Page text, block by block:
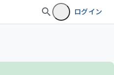
ログイン